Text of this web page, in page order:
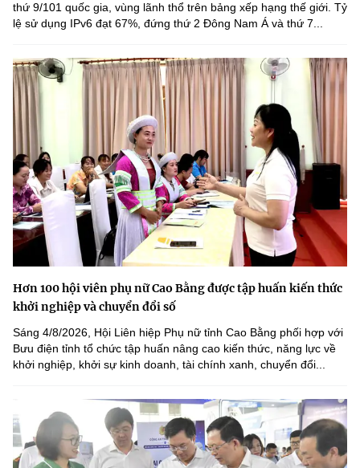
thứ 9/101 quốc gia, vùng lãnh thổ trên bảng xếp hạng thế giới. Tỷ
lệ sử dụng IPv6 đạt 67%, đứng thứ 2 Đông Nam Á và thứ 7...
Hơn 100 hội viên phụ nữ Cao Bằng được tập huấn kiến thức
khởi nghiệp và chuyển đổi số
Sáng 4/8/2026, Hội Liên hiệp Phụ nữ tỉnh Cao Bằng phối hợp với
Bưu điện tỉnh tổ chức tập huấn nâng cao kiến thức, năng lực về
khởi nghiệp, khởi sự kinh doanh, tài chính xanh, chuyển đổi...